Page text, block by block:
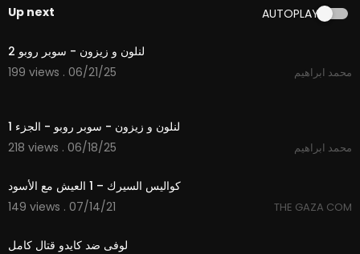
Up next AUTOPLAY
3:01
لنلون و زيزون - سوبر روبو 2
199 views . 06/21/25
محمد ابراهيم
لنلون و زيزون - سوبر روبو - الجزء 1
218 views . 06/18/25
محمد ابراهيم
كواليس السيرك – 1 العيش مع الأسود
149 views . 07/14/21
THE GAZA COM
لوفى ضد كايدو قتال كامل